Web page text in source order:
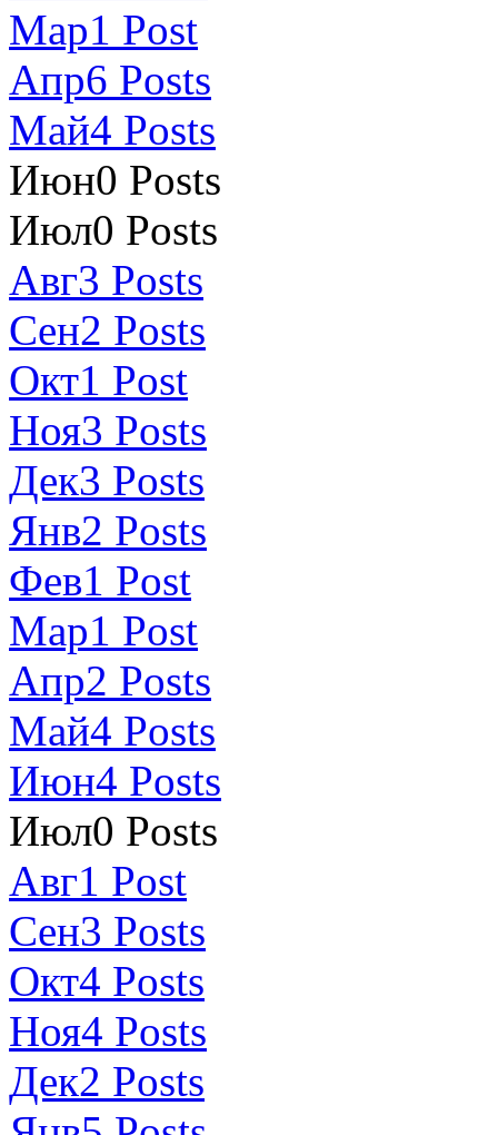
Мар1 Post
Апр6 Posts
Май4 Posts
Июн0 Posts
Июл0 Posts
Авг3 Posts
Сен2 Posts
Окт1 Post
Ноя3 Posts
Дек3 Posts
Янв2 Posts
Фев1 Post
Мар1 Post
Апр2 Posts
Май4 Posts
Июн4 Posts
Июл0 Posts
Авг1 Post
Сен3 Posts
Окт4 Posts
Ноя4 Posts
Дек2 Posts